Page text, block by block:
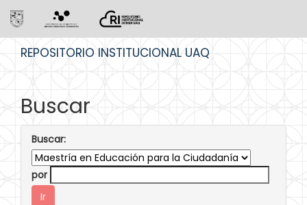
REPOSITORIO INSTITUCIONAL UAQ
Buscar
Buscar:
por